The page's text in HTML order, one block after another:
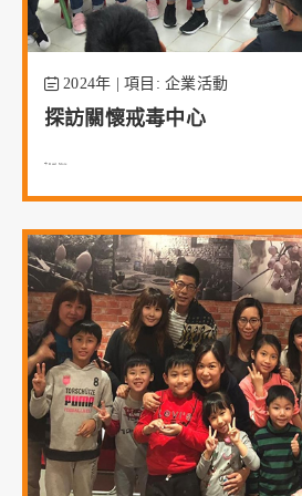
2024年 | 項目: 企業活動
探訪關懷戒毒中心
Read More